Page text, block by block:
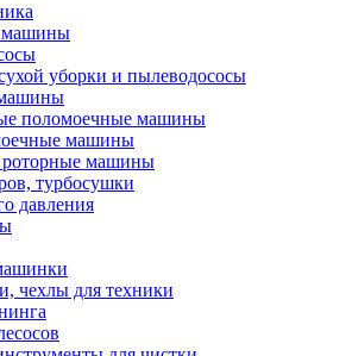
машины
уборки и пылеводососы
поломоечные машины
машины
машины
турбосушки
давления
чехлы для техники